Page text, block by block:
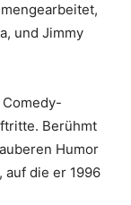
und Jimmy
Berühmt
Humor
die er 1996